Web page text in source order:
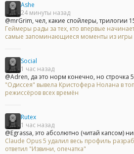
Ashe
24 минуты назад
@mrGrim, чел, какие спойлеры, трилогии
Геймеры рады за тех, кто впервые
самые запоминающиеся моменты из игры
Social
1 час назад
@Adren, да это норм конечно, но строчка
"Одиссея" вывела Кристофера Нолана в
режиссёров всех времён
Rutex
1 час назад
@Egrassa, это абсолютно (читай капсом)
Claude Opus 5 удалил весь профиль
ответил "Извини, опечатка"